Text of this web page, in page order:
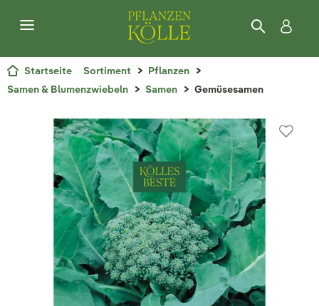
Startseite Sortiment
Pflanzen
Samen & Blumenzwiebeln
Samen Gemüsesamen